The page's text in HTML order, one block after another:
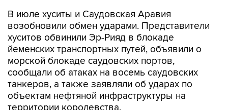
В июле хуситы и Саудовская Аравия
возобновили обмен ударами. Представители
хуситов обвинили Эр-Рияд в блокаде
йеменских транспортных путей, объявили о
морской блокаде саудовских портов,
сообщали об атаках на восемь саудовских
танкеров, а также заявляли об ударах по
объектам нефтяной инфраструктуры на
территории королевства.